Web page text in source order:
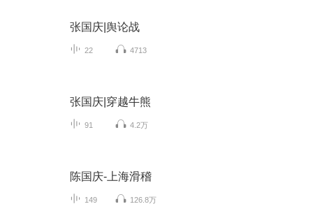
张国庆|舆论战
22 4713
张国庆|穿越牛熊
91 4.2万
陈国庆-上海滑稽
149 126.8万